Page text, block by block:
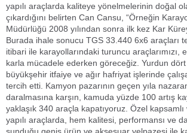
yapılı araçlarda kaliteye yönelmelerinin doğal
çıkardığını belirten Can Cansu, “Örneğin
Müdürlüğü 2008 yılından sonra ilk kez Kar
Burada ihale sonucu TGS 33.440 6x6 araçları
itibari ile karayollarındaki turuncu araçlarımızı,
karla mücadele ederken göreceğiz. Yurdun dört
büyükşehir itfaiye ve ağır hafriyat işlerinde
tercih etti. Kamyon pazarının geçen yıla
daralmasına karşın, kamuda yüzde 100 artış
yaklaşık 340 araçla kapatıyoruz. Özel
yapılı araçlarda, hem kalitesi, performansı ve
sunduğu geniş ürün ve aksesuar yelpazesi ile